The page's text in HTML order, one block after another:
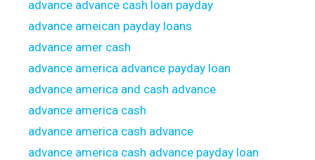
advance advance cash loan payday
advance ameican payday loans
advance amer cash
advance america advance payday loan
advance america and cash advance
advance america cash
advance america cash advance
advance america cash advance payday loan